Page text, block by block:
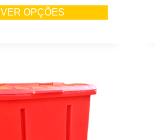
VER OPÇÕES